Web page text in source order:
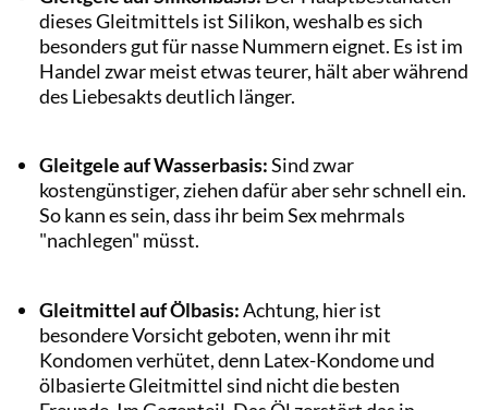
dieses Gleitmittels ist Silikon, weshalb es sich
besonders gut für nasse Nummern eignet. Es ist im
Handel zwar meist etwas teurer, hält aber während
des Liebesakts deutlich länger.
Gleitgele auf Wasserbasis:Sind zwar
kostengünstiger, ziehen dafür aber sehr schnell ein.
So kann es sein, dass ihr beim Sex mehrmals
"nachlegen" müsst.
Gleitmittel auf Ölbasis:Achtung, hier ist
besondere Vorsicht geboten, wenn ihr mit
Kondomen verhütet, denn Latex-Kondome und
ölbasierte Gleitmittel sind nicht die besten